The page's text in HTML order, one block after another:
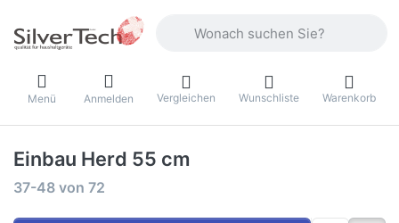
Menü Anmelden Vergleichen Wunschliste Warenkorb
Einbau Herd 55 cm
Suchergebnisse:
37-48 von 72